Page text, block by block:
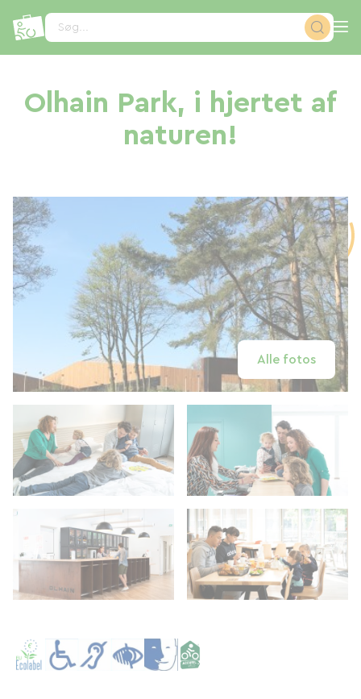
Søg...
Olhain Park, i hjertet af
naturen!
Alle fotos
CCookie-styringspanel